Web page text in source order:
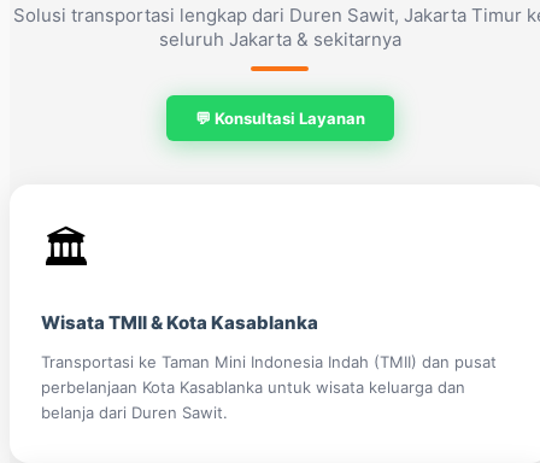
Solusi transportasi lengkap dari Duren Sawit, Jakarta Timur
seluruh Jakarta & sekitarnya
💬 Konsultasi Layanan
🏛️
Wisata TMII & Kota Kasablanka
Transportasi ke Taman Mini Indonesia Indah (TMII) dan pusat
perbelanjaan Kota Kasablanka untuk wisata keluarga dan
belanja dari Duren Sawit.